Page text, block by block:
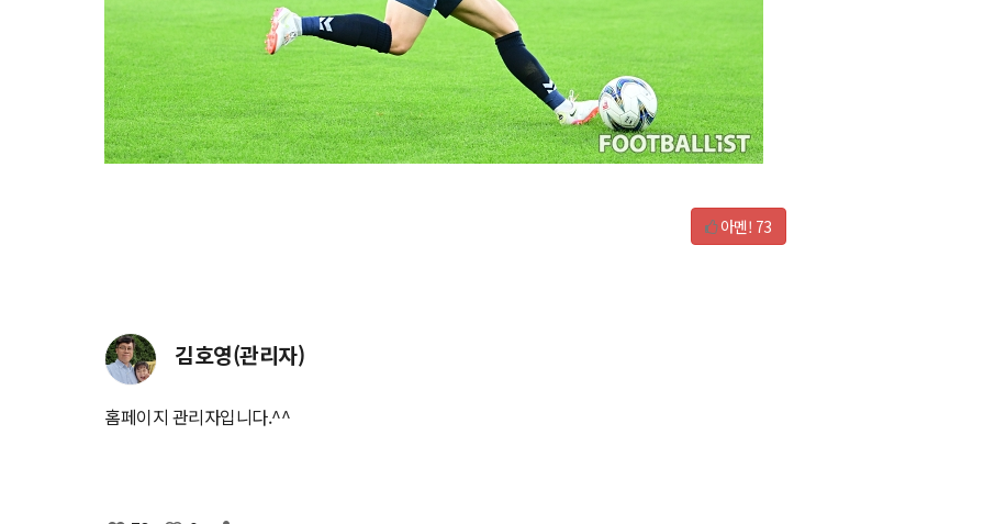
아멘! 73
김호영(관리자)
홈페이지 관리자입니다.^^